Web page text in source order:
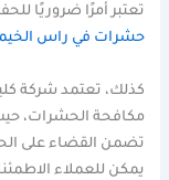
تعتبر أمرًا ضروريًا
حشرات في راس
كذلك، تعتمد شركة
مكافحة الحشرات، حيث
تضمن القضاء على
يمكن للعملاء